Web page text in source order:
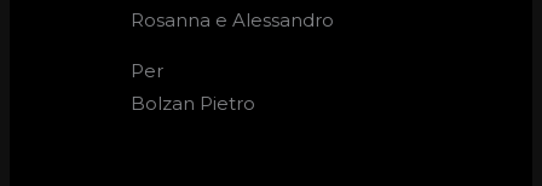
Rosanna e Alessandro
Per
Bolzan Pietro